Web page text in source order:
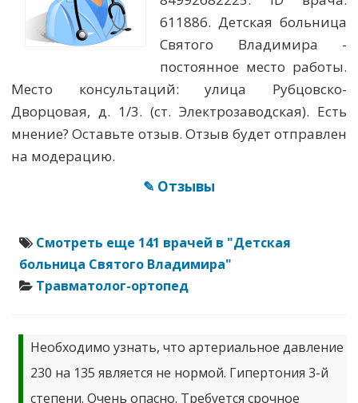
611886. Детская больница
Святого Владимира -
постоянное место работы.
Место консультаций: улица Рубцовско-
Дворцовая, д. 1/3. (ст. Электрозаводская). Есть
мнение? Оставьте отзыв. Отзыв будет отправлен
на модерацию.
✎ Отзывы
Смотреть еще 141 врачей в "Детская
больница Святого Владимира"
Травматолог-ортопед
Необходимо узнать, что артериальное давление
230 на 135 является не нормой. Гипертония 3-й
степени. Очень опасно. Требуется срочное